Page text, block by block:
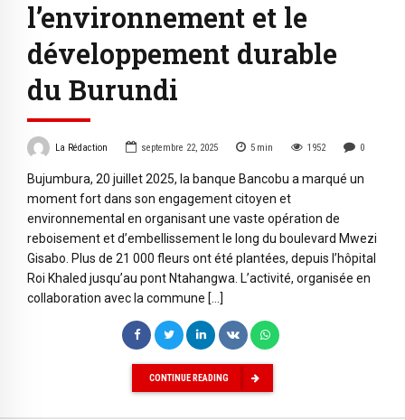
l’environnement et le
développement durable
du Burundi
La Rédaction septembre 22, 2025 5 min 1952 0
Bujumbura, 20 juillet 2025, la banque Bancobu a marqué un
moment fort dans son engagement citoyen et
environnemental en organisant une vaste opération de
reboisement et d’embellissement le long du boulevard Mwezi
Gisabo. Plus de 21 000 fleurs ont été plantées, depuis l’hôpital
Roi Khaled jusqu’au pont Ntahangwa. L’activité, organisée en
collaboration avec la commune […]
CONTINUE READING